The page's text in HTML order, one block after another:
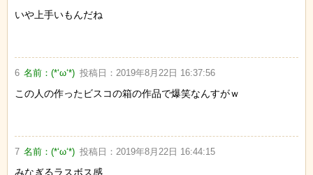
いや上手いもんだね
6 名前：(*‘ω‘*) 投稿日： 2019年8月22日 16:37:56
この人の作ったビスコの箱の作品で爆笑なんすがｗ
7 名前：(*‘ω‘*) 投稿日： 2019年8月22日 16:44:15
みなぎるラスボス感